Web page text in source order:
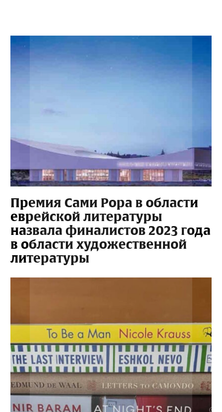
Премия Сами Рора в области
еврейской литературы
назвала финалистов 2023 года
в области художественной
литературы